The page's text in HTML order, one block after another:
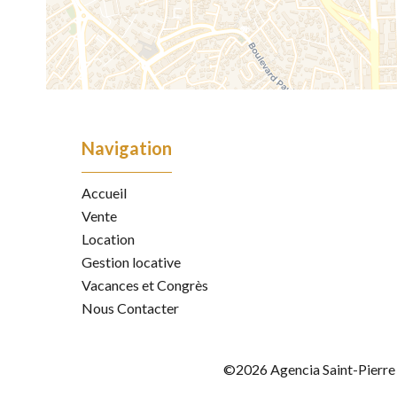
Navigation
Accueil
Vente
Location
Gestion locative
Vacances et Congrès
Nous Contacter
©2026 Agencia Saint-Pierre